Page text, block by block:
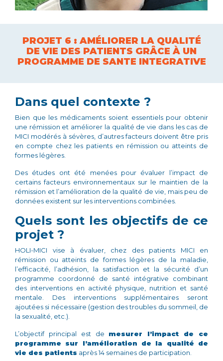
PROJET 6 : AMÉLIORER LA QUALITÉ
DE VIE DES PATIENTS GRÂCE À UN
PROGRAMME DE SANTE INTEGRATIVE
Dans quel contexte ?
Bien que les médicaments soient essentiels pour obtenir
une rémission et améliorer la qualité de vie dans les cas de
MICI modérés à sévères, d’autres facteurs doivent être pris
en compte chez les patients en rémission ou atteints de
formes légères.
Des études ont été menées pour évaluer l’impact de
certains facteurs environnementaux sur le maintien de la
rémission et l’amélioration de la qualité de vie, mais peu de
données existent sur les interventions combinées.
Quels sont les objectifs de ce
projet ?
HOLI-MICI vise à évaluer, chez des patients MICI en
rémission ou atteints de formes légères de la maladie,
l’efficacité, l’adhésion, la satisfaction et la sécurité d’un
programme coordonné de santé intégrative combinant
des interventions en activité physique, nutrition et santé
mentale. Des interventions supplémentaires seront
ajoutées si nécessaire (gestion des troubles du sommeil, de
la sexualité, etc.).
L’objectif principal est de mesurer l’impact de ce
programme sur l’amélioration de la qualité de
vie des patients après 14 semaines de participation.